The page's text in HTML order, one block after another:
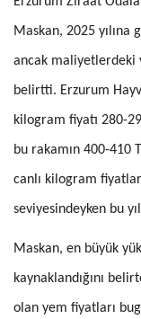
Maskan, 2025 yılına
ancak maliyetlerdeki
belirtti. Erzurum
kilogram fiyatı 280-
bu rakamın 400-410
canlı kilogram
seviyesindeyken bu
Maskan, en büyük
kaynaklandığını
olan yem fiyatları